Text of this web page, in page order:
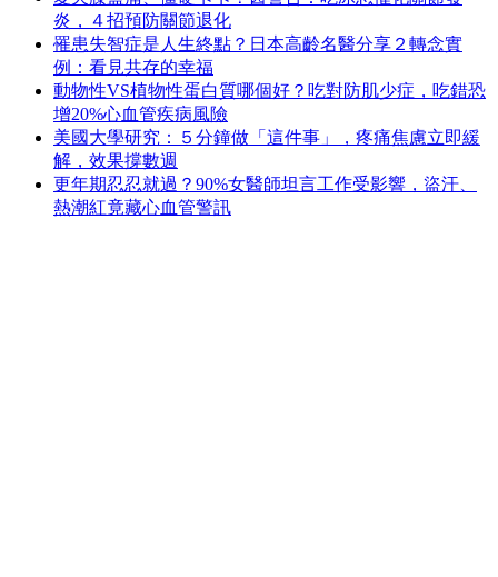
炎，４招預防關節退化
罹患失智症是人生終點？日本高齡名醫分享２轉念實
例：看見共存的幸福
動物性VS植物性蛋白質哪個好？吃對防肌少症，吃錯恐
增20%心血管疾病風險
美國大學研究：５分鐘做「這件事」，疼痛焦慮立即緩
解，效果撐數週
更年期忍忍就過？90%女醫師坦言工作受影響，盜汗、
熱潮紅竟藏心血管警訊